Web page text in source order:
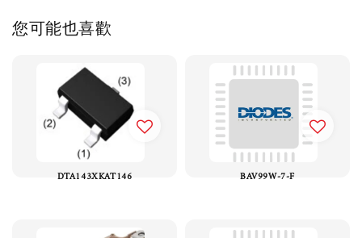
您可能也喜歡
DTA143XKAT146 BAV99W-7-F